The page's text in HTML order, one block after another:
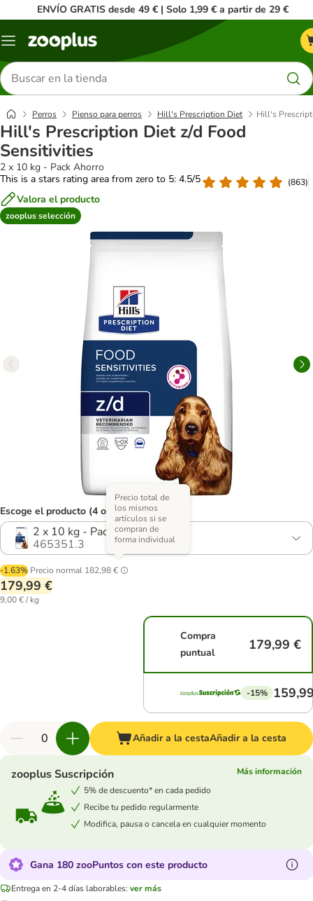
ENVÍO GRATIS desde 49 € | Solo 1,99 € a partir de 29 €
Menú
Buscar
productos
Perros Pienso para perros Hill's Prescription Diet Hill's
Hill's Prescription Diet z/d Food
Sensitivities
2 x 10 kg - Pack Ahorro
This is a stars rating area from zero to 5: 4.5/5
(863)
Valora el producto
zooplus selección
Escoge el producto (4 opciones)
2 x 10 kg - Pack Ahorro
465351.3
-1.63% Precio normal 182,98 €
Precio total de
los mismos
artículos si se
compran de
forma individual
179,99 €
9,00 € / kg
Compra
puntual
179,99 €
-15%
Añadir a la cestaAñadir a la cesta
zooplus Suscripción
Más información
5% de descuento* en cada pedido
Recibe tu pedido regularmente
Modifica, pausa o cancela en cualquier momento
Gana 180 zooPuntos con este producto
Entrega en 2-4 días laborables: ver más